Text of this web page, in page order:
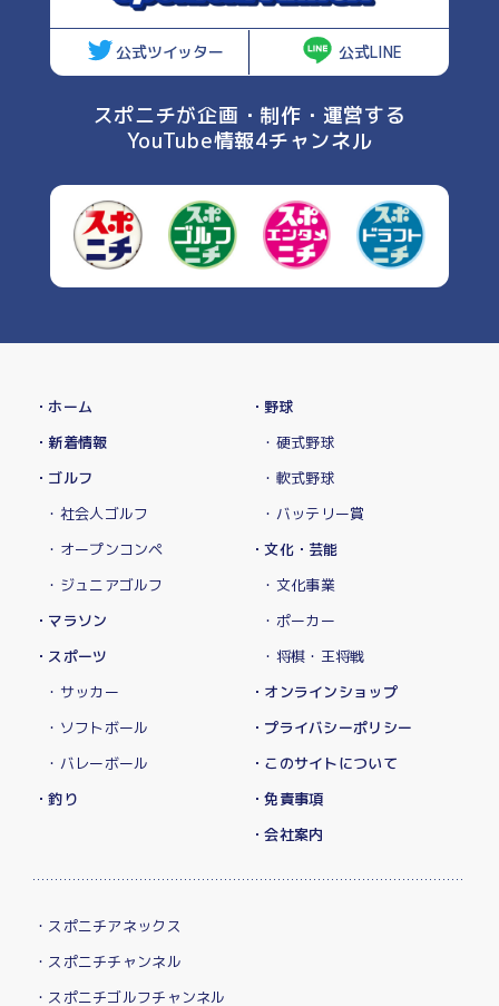
公式ツイッター 公式LINE
スポニチが企画・制作・運営する
YouTube情報4チャンネル
・ホーム
・新着情報
・ゴルフ
・社会人ゴルフ
・オープンコンペ
・ジュニアゴルフ
・マラソン
・スポーツ
・サッカー
・ソフトボール
・バレーボール
・釣り
・野球
・硬式野球
・軟式野球
・バッテリー賞
・文化・芸能
・文化事業
・ポーカー
・将棋・王将戦
・オンラインショップ
・プライバシーポリシー
・このサイトについて
・免責事項
・会社案内
・スポニチアネックス
・スポニチチャンネル
・スポニチゴルフチャンネル